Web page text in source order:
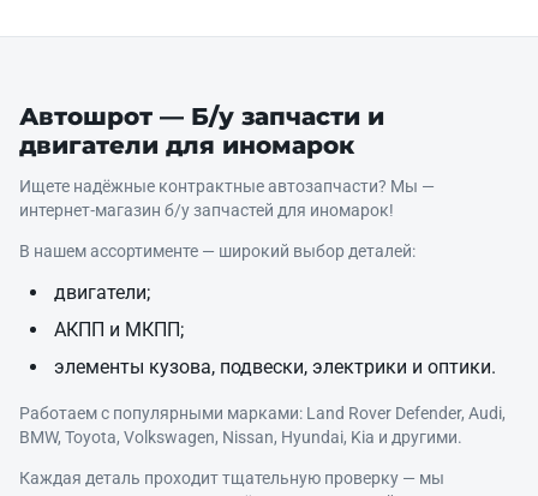
Автошрот — Б/у запчасти и
двигатели для иномарок
Ищете надёжные контрактные автозапчасти? Мы —
интернет‑магазин б/у запчастей для иномарок!
В нашем ассортименте — широкий выбор деталей:
двигатели;
АКПП и МКПП;
элементы кузова, подвески, электрики и оптики.
Работаем с популярными марками: Land Rover Defender, Audi,
BMW, Toyota, Volkswagen, Nissan, Hyundai, Kia и другими.
Каждая деталь проходит тщательную проверку — мы